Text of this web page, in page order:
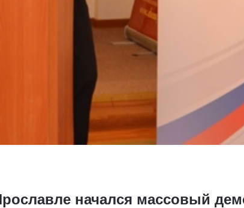
начался массовый